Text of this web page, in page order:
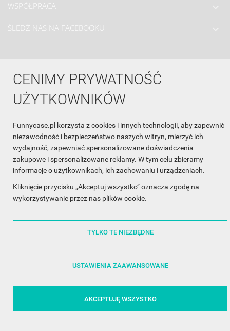
CENIMY PRYWATNOŚĆ
UŻYTKOWNIKÓW
Funnycase.pl korzysta z cookies i innych technologii, aby zapewnić
niezawodność i bezpieczeństwo naszych witryn, mierzyć ich
wydajność, zapewniać spersonalizowane doświadczenia
zakupowe i spersonalizowane reklamy. W tym celu zbieramy
informacje o użytkownikach, ich zachowaniu i urządzeniach.
Kliknięcie przycisku „Akceptuj wszystko” oznacza zgodę na
wykorzystywanie przez nas plików cookie.
TYLKO TE NIEZBĘDNE
USTAWIENIA ZAAWANSOWANE
AKCEPTUJĘ WSZYSTKO
WSPÓŁPRACA
ŚLEDŹ NAS NA FACEBOOKU
Made with❤in Poland
©2014 - 2026 FunnyCase.pl | Wszelkie prawa zastrzeżone.